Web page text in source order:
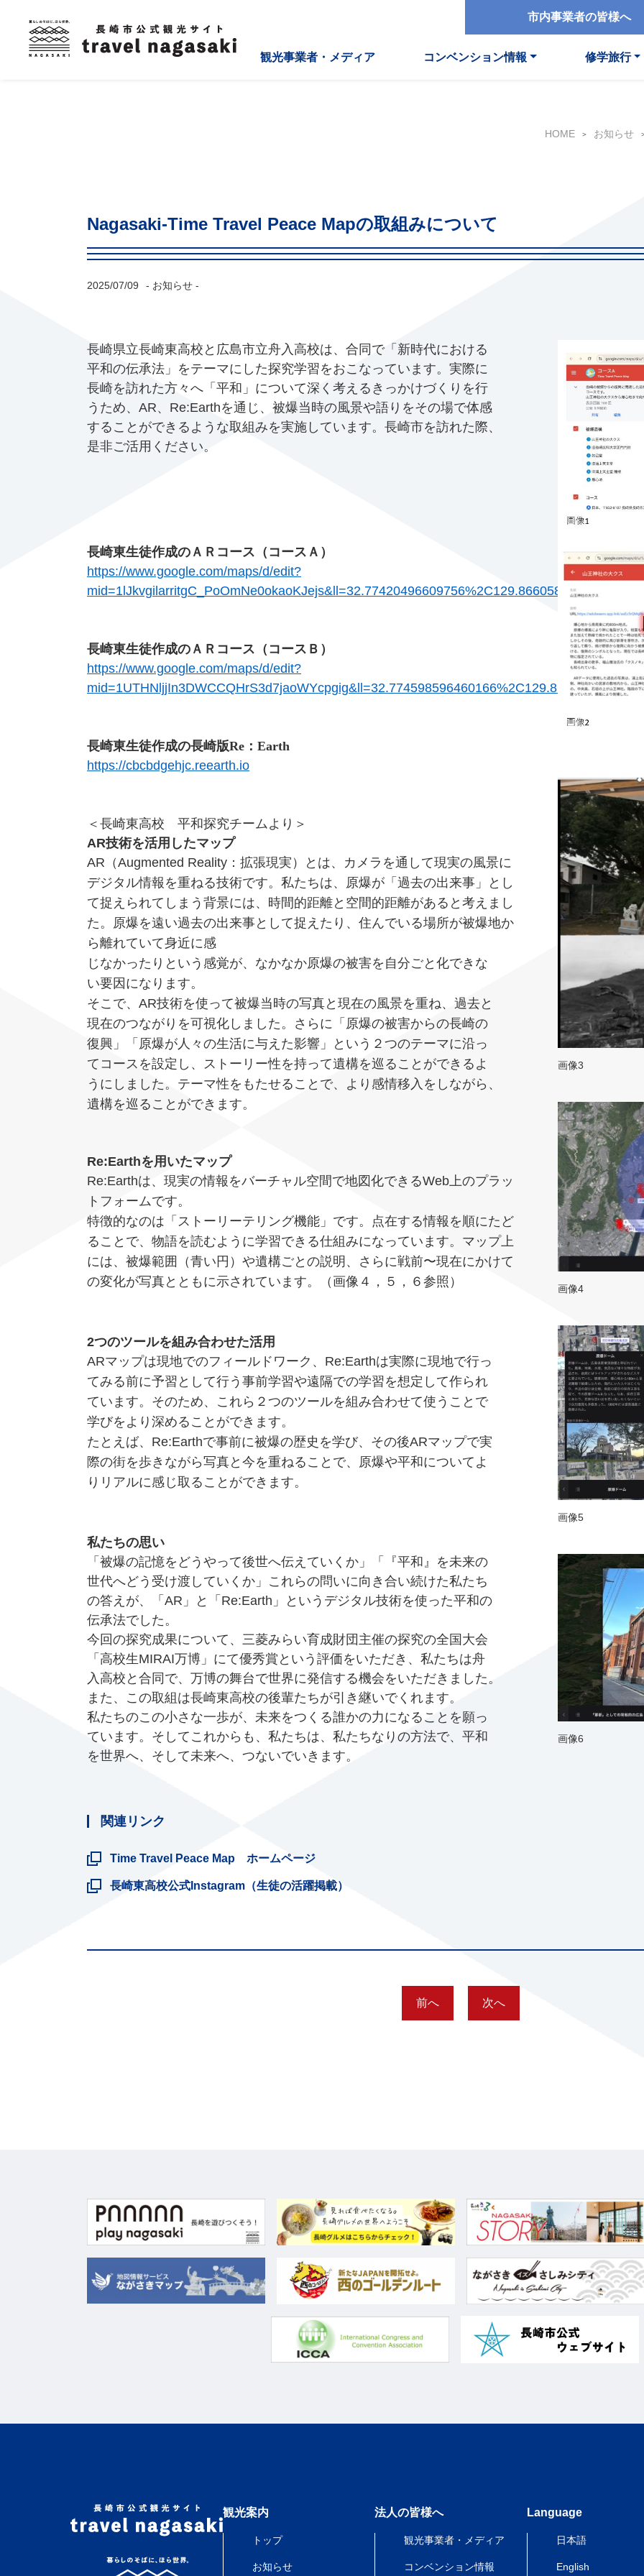
市内事業者の皆様へ
観光事業者・メディア コンベンション情報 修学旅行
HOME お知らせ
Nagasaki-Time Travel Peace Mapの取組みについて
2025/07/09 - お知らせ -
長崎県立長崎東高校と広島市立舟入高校は、合同で「新時代における
平和の伝承法」をテーマにした探究学習をおこなっています。実際に
長崎を訪れた方々へ「平和」について深く考えるきっかけづくりを行
うため、AR、Re:Earthを通じ、被爆当時の風景や語りをその場で体感
することができるような取組みを実施しています。長崎市を訪れた際、
是非ご活用ください。
長崎東生徒作成のＡＲコース（コースＡ）
https://www.google.com/maps/d/edit?
長崎東生徒作成のＡＲコース（コースＢ）
https://www.google.com/maps/d/edit?
mid=1UTHNljjIn3DWCCQHrS3d7jaoWYcpgig&ll=32.774598596460166%2C129.86180345&z=15
長崎東生徒作成の長崎版Re：Earth
https://cbcbdgehjc.reearth.io
＜長崎東高校 平和探究チームより＞
AR技術を活用したマップ
AR（Augmented Reality：拡張現実）とは、カメラを通して現実の風景に
デジタル情報を重ねる技術です。私たちは、原爆が「過去の出来事」とし
て捉えられてしまう背景には、時間的距離と空間的距離があると考えまし
た。原爆を遠い過去の出来事として捉えたり、住んでいる場所が被爆地か
ら離れていて身近に感
じなかったりという感覚が、なかなか原爆の被害を自分ごと化できな
い要因になります。
そこで、AR技術を使って被爆当時の写真と現在の風景を重ね、過去と
現在のつながりを可視化しました。さらに「原爆の被害からの長崎の
復興」「原爆が人々の生活に与えた影響」という２つのテーマに沿っ
てコースを設定し、ストーリー性を持って遺構を巡ることができるよ
うにしました。テーマ性をもたせることで、より感情移入をしながら、
遺構を巡ることができます。
Re:Earthを用いたマップ
Re:Earthは、現実の情報をバーチャル空間で地図化できるWeb上のプラッ
トフォームです。
特徴的なのは「ストーリーテリング機能」です。点在する情報を順にたど
ることで、物語を読むように学習できる仕組みになっています。マップ上
には、被爆範囲（青い円）や遺構ごとの説明、さらに戦前〜現在にかけて
の変化が写真とともに示されています。（画像４，５，６参照）
2つのツールを組み合わせた活用
ARマップは現地でのフィールドワーク、Re:Earthは実際に現地で行っ
てみる前に予習として行う事前学習や遠隔での学習を想定して作られ
ています。そのため、これら２つのツールを組み合わせて使うことで
学びをより深めることができます。
たとえば、Re:Earthで事前に被爆の歴史を学び、その後ARマップで実
際の街を歩きながら写真と今を重ねることで、原爆や平和についてよ
りリアルに感じ取ることができます。
私たちの思い
「被爆の記憶をどうやって後世へ伝えていくか」「『平和』を未来の
世代へどう受け渡していくか」これらの問いに向き合い続けた私たち
の答えが、「AR」と「Re:Earth」というデジタル技術を使った平和の
伝承法でした。
今回の探究成果について、三菱みらい育成財団主催の探究の全国大会
「高校生MIRAI万博」にて優秀賞という評価をいただき、私たちは舟
入高校と合同で、万博の舞台で世界に発信する機会をいただきました。
また、この取組は長崎東高校の後輩たちが引き継いでくれます。
私たちのこの小さな一歩が、未来をつくる誰かの力になることを願っ
ています。そしてこれからも、私たちは、私たちなりの方法で、平和
を世界へ、そして未来へ、つないでいきます。
関連リンク
Time Travel Peace Map ホームページ
長崎東高校公式Instagram（生徒の活躍掲載）
画像3
画像4
画像5
画像6
前へ 次へ
観光案内
トップ
お知らせ
法人の皆様へ
観光事業者・メディア
コンベンション情報
Language
日本語
English